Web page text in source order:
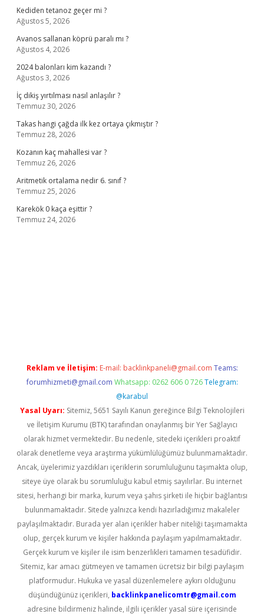
Kediden tetanoz geçer mi ?
Ağustos 5, 2026
Avanos sallanan köprü paralı mı ?
Ağustos 4, 2026
2024 balonları kim kazandı ?
Ağustos 3, 2026
İç dikiş yırtılması nasıl anlaşılır ?
Temmuz 30, 2026
Takas hangi çağda ilk kez ortaya çıkmıştır ?
Temmuz 28, 2026
Kozanın kaç mahallesi var ?
Temmuz 26, 2026
Aritmetik ortalama nedir 6. sınıf ?
Temmuz 25, 2026
Karekök 0 kaça eşittir ?
Temmuz 24, 2026
Reklam ve İletişim: E-mail: backlinkpaneli@gmail.com Teams:
forumhizmeti@gmail.com Whatsapp: 0262 606 0 726 Telegram:
@karabul
Yasal Uyarı: Sitemiz, 5651 Sayılı Kanun gereğince Bilgi Teknolojileri
ve İletişim Kurumu (BTK) tarafından onaylanmış bir Yer Sağlayıcı
olarak hizmet vermektedir. Bu nedenle, sitedeki içerikleri proaktif
olarak denetleme veya araştırma yükümlülüğümüz bulunmamaktadır.
Ancak, üyelerimiz yazdıkları içeriklerin sorumluluğunu taşımakta olup,
siteye üye olarak bu sorumluluğu kabul etmiş sayılırlar. Bu internet
sitesi, herhangi bir marka, kurum veya şahıs şirketi ile hiçbir bağlantısı
bulunmamaktadır. Sitede yalnızca kendi hazırladığımız makaleler
paylaşılmaktadır. Burada yer alan içerikler haber niteliği taşımamakta
olup, gerçek kurum ve kişiler hakkında paylaşım yapılmamaktadır.
Gerçek kurum ve kişiler ile isim benzerlikleri tamamen tesadüfidir.
Sitemiz, kar amacı gütmeyen ve tamamen ücretsiz bir bilgi paylaşım
platformudur. Hukuka ve yasal düzenlemelere aykırı olduğunu
düşündüğünüz içerikleri, backlinkpanelicomtr@gmail.com
adresine bildirmeniz halinde, ilgili içerikler yasal süre içerisinde